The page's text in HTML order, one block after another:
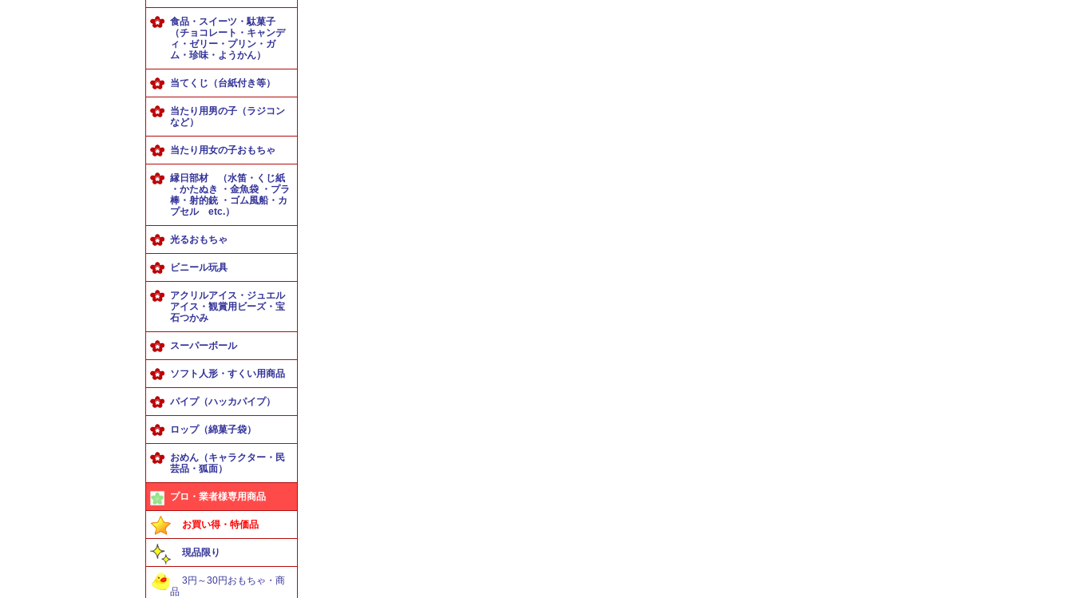
食品・スイーツ・駄菓子
（チョコレート・キャンデ
ィ・ゼリー・プリン・ガ
ム・珍味・ようかん）
当てくじ（台紙付き等）
当たり用男の子（ラジコン
など）
当たり用女の子おもちゃ
縁日部材 （水笛・くじ紙
・かたぬき ・金魚袋 ・プラ
棒・射的銃 ・ゴム風船・カ
プセル etc.）
光るおもちゃ
ビニール玩具
アクリルアイス・ジュエル
アイス・観賞用ビーズ・宝
石つかみ
スーパーボール
ソフト人形・すくい用商品
パイプ（ハッカパイプ）
ロップ（綿菓子袋）
おめん（キャラクター・民
芸品・狐面）
プロ・業者様専用商品
お買い得・特価品
現品限り
3円～30円おもちゃ・商
品